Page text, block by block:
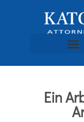
Ein